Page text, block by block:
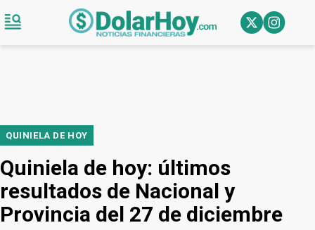
QUINIELA DE HOY
Quiniela de hoy: últimos
resultados de Nacional y
Provincia del 27 de diciembre